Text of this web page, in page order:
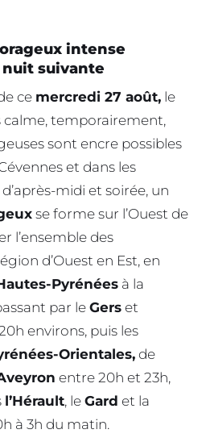
intense
suivante
ce mercredi 27 août, le
temporairement,
sont encre possibles
et dans les
midi et soirée, un
se forme sur l’Ouest de
l’ensemble des
d’Ouest en Est, en
Pyrénées à la
par leGers et
environs, puis les
Orientales, de
entre 20h et 23h,
l’Hérault, le Gard et la
à 3h du matin.